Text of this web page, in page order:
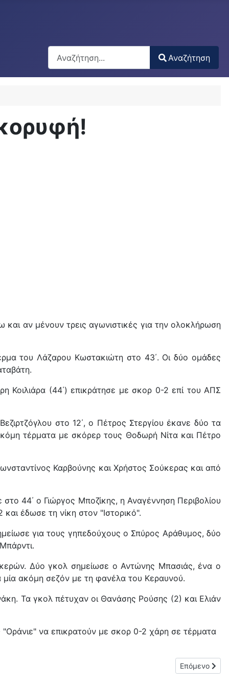
Αναζήτηση
Type 2 or more characters for results.
Αναζήτηση
αν μένουν τρεις αγωνιστικές για την ολοκλήρωση
του Λάζαρου Κωστακιώτη στο 43΄. Οι δύο ομάδες
Κοιλιάρα (44΄) επικράτησε με σκορ 0-2 επί του ΑΠΣ
στο 12΄, ο Πέτρος Στεργίου έκανε δύο τα
τέρματα με σκόρερ τους Θοδωρή Νίτα και Πέτρο
Καρβούνης και Χρήστος Σούκερας και από
44΄ ο Γιώργος Μποζίκης, η Αναγέννηση Περιβολίου
έδωσε τη νίκη στον "Ιστορικό".
για τους γηπεδούχους ο Σπύρος Αράθυμος, δύο
Δύο γκολ σημείωσε ο Αντώνης Μπασιάς, ένα ο
ακόμη σεζόν με τη φανέλα του Κεραυνού.
Τα γκολ πέτυχαν οι Θανάσης Ρούσης (2) και Ελιάν
να επικρατούν με σκορ 0-2 χάρη σε τέρματα
Επόμενο
Επόμενο